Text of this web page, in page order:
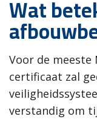
Wat
Voor de meeste
certificaat zal
verstandig om